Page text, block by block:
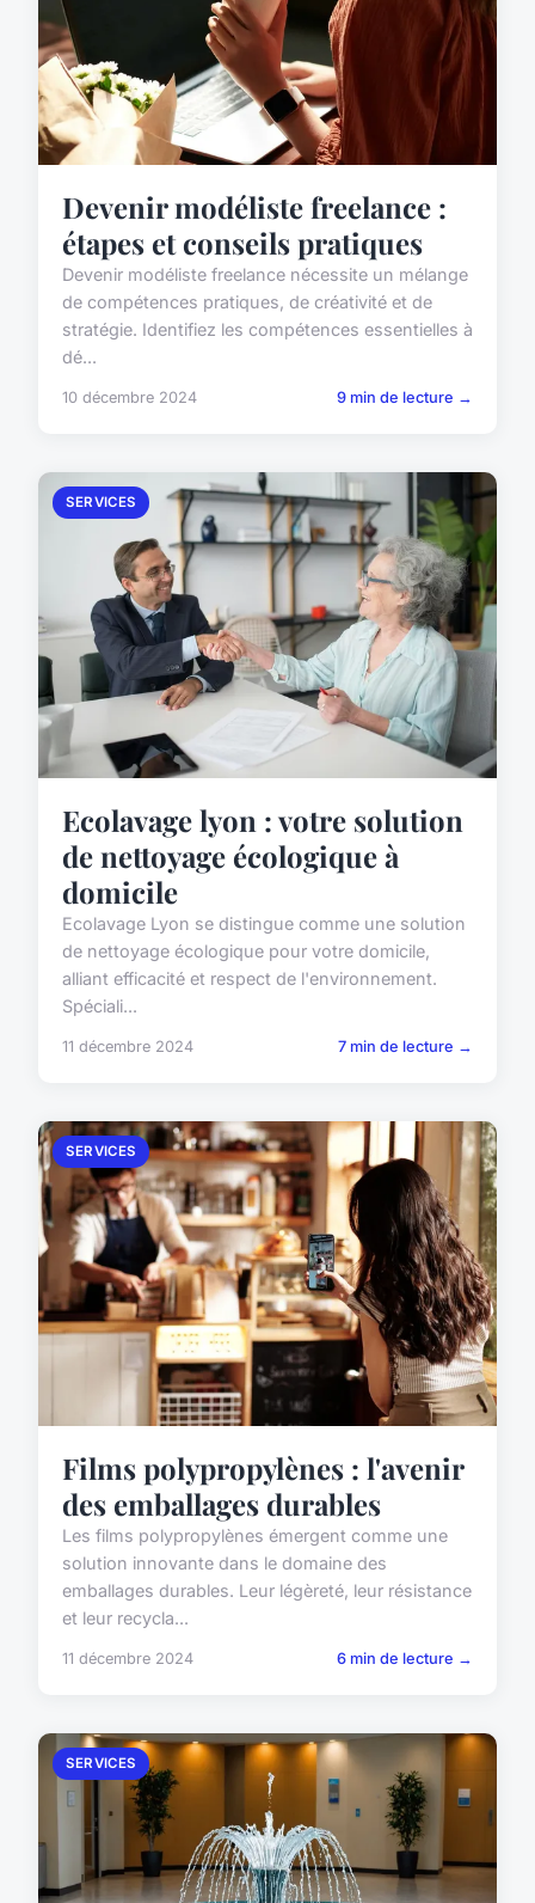
Devenir modéliste freelance :
étapes et conseils pratiques
Devenir modéliste freelance nécessite un mélange
de compétences pratiques, de créativité et de
stratégie. Identifiez les compétences essentielles à
dé...
10 décembre 2024 9 min de lecture →
SERVICES
Ecolavage lyon : votre solution
de nettoyage écologique à
domicile
Ecolavage Lyon se distingue comme une solution
de nettoyage écologique pour votre domicile,
alliant efficacité et respect de l'environnement.
Spéciali...
11 décembre 2024 7 min de lecture →
SERVICES
Films polypropylènes : l'avenir
des emballages durables
Les films polypropylènes émergent comme une
solution innovante dans le domaine des
emballages durables. Leur légèreté, leur résistance
et leur recycla...
11 décembre 2024 6 min de lecture →
SERVICES